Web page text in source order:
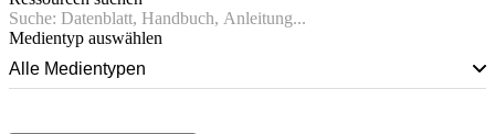
Medientyp auswählen
Alle Medientypen